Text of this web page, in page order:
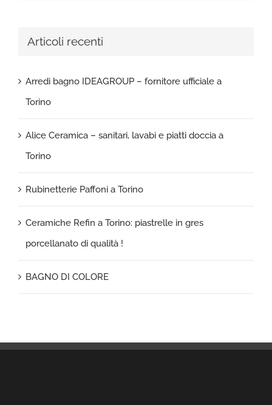
Articoli recenti
Arredi bagno IDEAGROUP – fornitore ufficiale a
Torino
Alice Ceramica – sanitari, lavabi e piatti doccia a
Torino
Rubinetterie Paffoni a Torino
Ceramiche Refin a Torino: piastrelle in gres
porcellanato di qualità !
BAGNO DI COLORE